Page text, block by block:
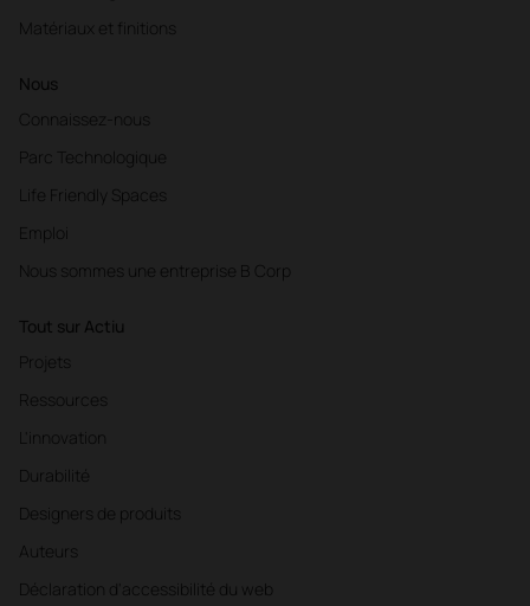
Matériaux et finitions
Nous
Connaissez-nous
Parc Technologique
Life Friendly Spaces
Emploi
Nous sommes une entreprise B Corp
Tout sur Actiu
Projets
Ressources
L'innovation
Durabilité
Designers de produits
Auteurs
Déclaration d'accessibilité du web